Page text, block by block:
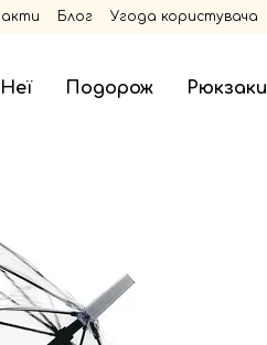
Блог Угода користувача
Подорож Рюкзаки